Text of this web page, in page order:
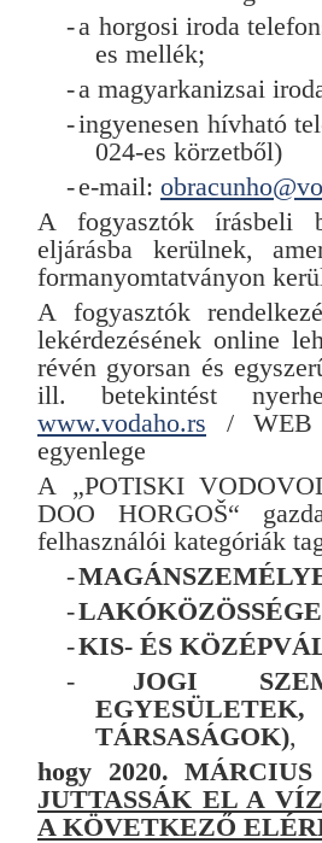
-a horgosi iroda
es mellék;
-a magyarkanizsai
-ingyenesen hívható
024-es körzetből)
-e-mail:
A fogyasztók írásbeli
eljárásba kerülnek,
formanyomtatványon
А fogyasztók
lekérdezésének online
révén gyorsan és
ill. betekintést
www.vodaho.rs / WEB
egyenlege
A „POTISKI
DOO HORGOŠ“
felhasználói kategóriák
-
-
-KIS- ÉS
-
JOGI
TÁRSASÁGOK),
hogy 2020.
JUTTASSÁK EL A
A KÖVETKEZŐ